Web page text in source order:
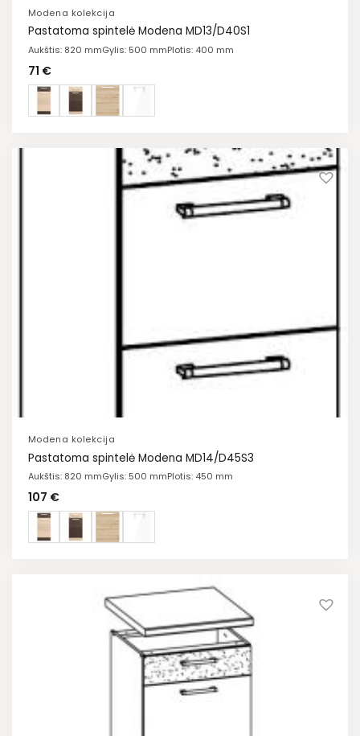
Modena kolekcija
Pastatoma spintelė Modena MD13/D40S1
Aukštis: 820 mmGylis: 500 mmPlotis: 400 mm
71 €
Modena kolekcija
Pastatoma spintelė Modena MD14/D45S3
Aukštis: 820 mmGylis: 500 mmPlotis: 450 mm
107 €